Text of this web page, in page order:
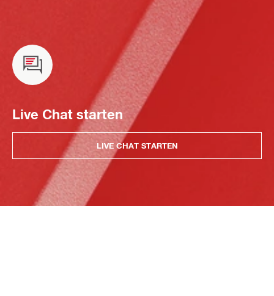
Live Chat starten
LIVE CHAT STARTEN